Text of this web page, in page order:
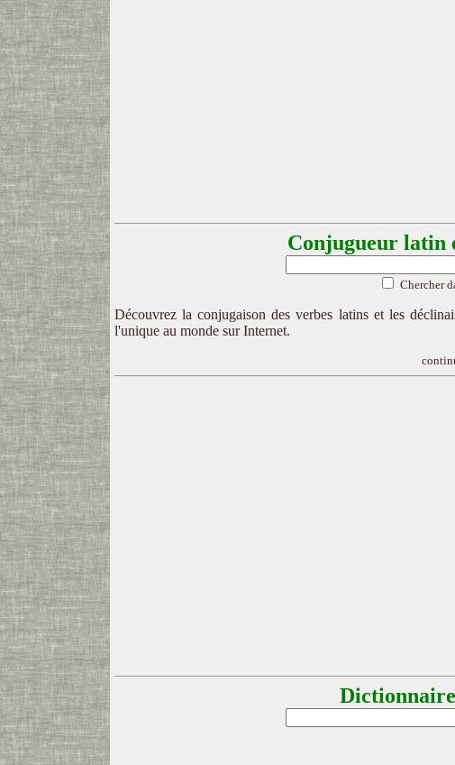
Conjugueur latin
Chercher
Découvrez la conjugaison des verbes latins et les
l'unique au monde sur Internet.